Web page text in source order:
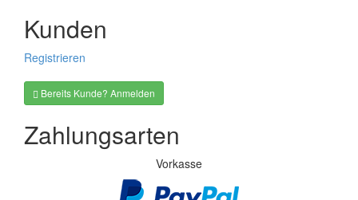
Kunden
Registrieren
Bereits Kunde? Anmelden
Zahlungsarten
Vorkasse